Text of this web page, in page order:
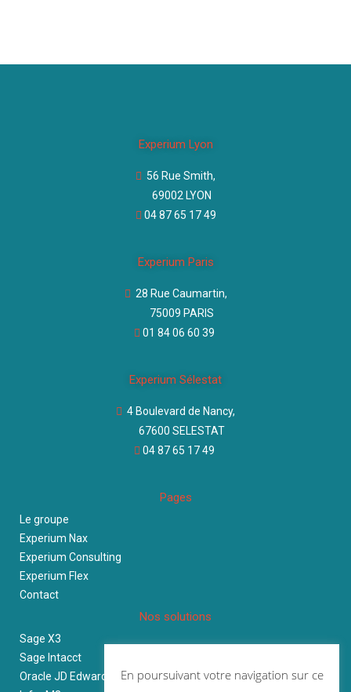
Experium Lyon
56 Rue Smith,
69002 LYON
04 87 65 17 49
Experium Paris
28 Rue Caumartin,
75009 PARIS
01 84 06 60 39
Experium Sélestat
4 Boulevard de Nancy,
67600 SELESTAT
04 87 65 17 49
Pages
Le groupe
Experium Nax
Experium Consulting
Experium Flex
Contact
Nos solutions
Sage X3
Sage Intacct
Oracle JD Edwards
En poursuivant votre navigation sur ce